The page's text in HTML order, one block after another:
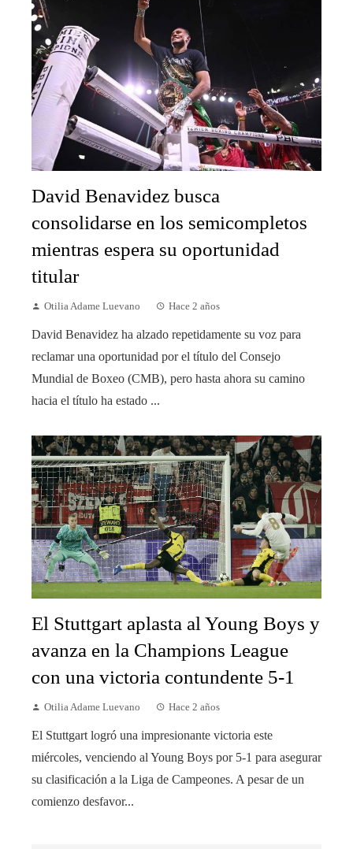
David Benavidez busca
consolidarse en los semicompletos
mientras espera su oportunidad
titular
Otilia Adame Luevano Hace 2 años
David Benavidez ha alzado repetidamente su voz para
reclamar una oportunidad por el título del Consejo
Mundial de Boxeo (CMB), pero hasta ahora su camino
hacia el título ha estado ...
El Stuttgart aplasta al Young Boys y
avanza en la Champions League
con una victoria contundente 5-1
Otilia Adame Luevano Hace 2 años
El Stuttgart logró una impresionante victoria este
miércoles, venciendo al Young Boys por 5-1 para asegurar
su clasificación a la Liga de Campeones. A pesar de un
comienzo desfavor...